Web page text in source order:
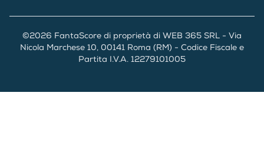
©2026 FantaScore di proprietà di WEB 365 SRL - Via
Nicola Marchese 10, 00141 Roma (RM) - Codice Fiscale e
Partita I.V.A. 12279101005